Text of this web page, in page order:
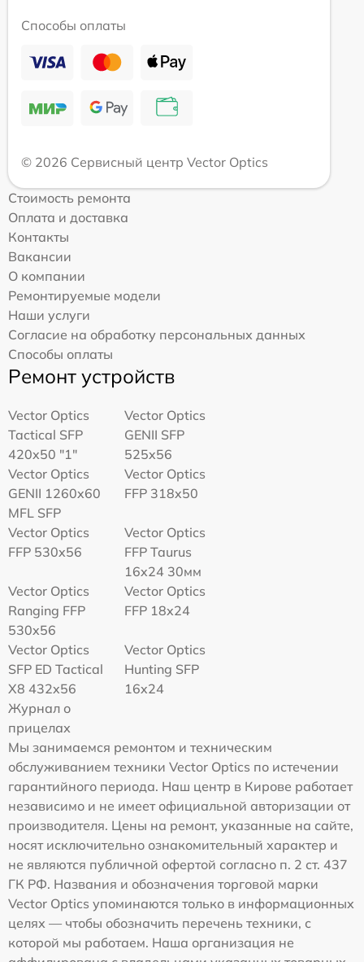
Способы оплаты
© 2026 Сервисный центр Vector Optics
Стоимость ремонта
Оплата и доставка
Контакты
Вакансии
О компании
Ремонтируемые модели
Наши услуги
Согласие на обработку персональных данных
Способы оплаты
Ремонт устройств
Vector Optics
Tactical SFP
420x50 "1"
Vector Optics
GENII SFP
525x56
Vector Optics
GENII 1260x60
MFL SFP
Vector Optics
FFP 318x50
Vector Optics
FFP 530x56
Vector Optics
FFP Taurus
16x24 30мм
Vector Optics
Ranging FFP
530x56
Vector Optics
FFP 18x24
Vector Optics
SFP ED Tactical
X8 432x56
Vector Optics
Hunting SFP
16x24
Журнал о
прицелах
Мы занимаемся ремонтом и техническим
обслуживанием техники Vector Optics по истечении
гарантийного периода. Наш центр в Кирове работает
независимо и не имеет официальной авторизации от
производителя. Цены на ремонт, указанные на сайте,
носят исключительно ознакомительный характер и
не являются публичной офертой согласно п. 2 ст. 437
ГК РФ. Названия и обозначения торговой марки
Vector Optics упоминаются только в информационных
целях — чтобы обозначить перечень техники, с
которой мы работаем. Наша организация не